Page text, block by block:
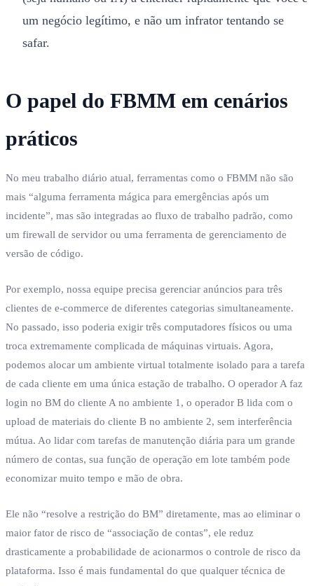
um negócio legítimo, e não um infrator tentando se
safar.
O papel do FBMM em cenários
práticos
No meu trabalho diário atual, ferramentas como o FBMM não são
mais “alguma ferramenta mágica para emergências após um
incidente”, mas são integradas ao fluxo de trabalho padrão, como
um firewall de servidor ou uma ferramenta de gerenciamento de
versão de código.
Por exemplo, nossa equipe precisa gerenciar anúncios para três
clientes de e-commerce de diferentes categorias simultaneamente.
No passado, isso poderia exigir três computadores físicos ou uma
troca extremamente complicada de máquinas virtuais. Agora,
podemos alocar um ambiente virtual totalmente isolado para a tarefa
de cada cliente em uma única estação de trabalho. O operador A faz
login no BM do cliente A no ambiente 1, o operador B lida com o
upload de materiais do cliente B no ambiente 2, sem interferência
mútua. Ao lidar com tarefas de manutenção diária para um grande
número de contas, sua função de operação em lote também pode
economizar muito tempo e mão de obra.
Ele não “resolve a restrição do BM” diretamente, mas ao eliminar o
maior fator de risco de “associação de contas”, ele reduz
drasticamente a probabilidade de acionarmos o controle de risco da
plataforma. Isso é mais fundamental do que qualquer técnica de